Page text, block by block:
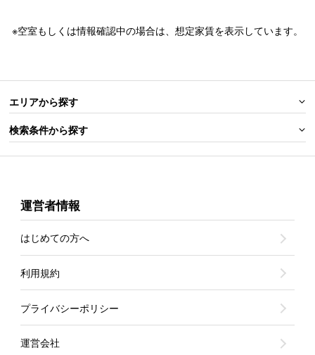
※空室もしくは情報確認中の場合は、想定家賃を表示しています。
エリアから探す
検索条件から探す
運営者情報
はじめての方へ
利用規約
プライバシーポリシー
運営会社